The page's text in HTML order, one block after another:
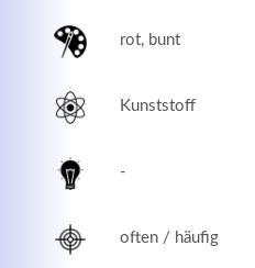
rot, bunt
Kunststoff
-
often / häufig
Lorem ipsum dolor sit